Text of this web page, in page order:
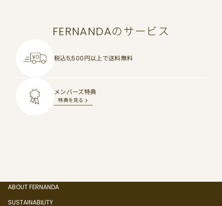
FERNANDAのサービス
税込5,500円以上で送料無料
メンバーズ特典
特典を見る
ABOUT FERNANDA
SUSTAINABILITY